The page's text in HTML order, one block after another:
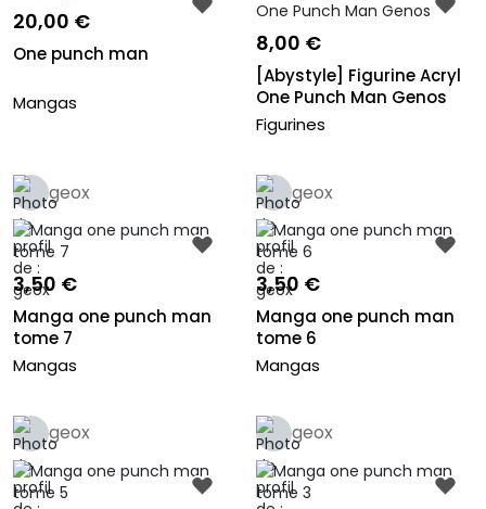
20,00 €
One punch man
Mangas
8,00 €
[Abystyle] Figurine Acryl
One Punch Man Genos
Figurines
geox
3,50 €
Manga one punch man
tome 7
Mangas
geox
3,50 €
Manga one punch man
tome 6
Mangas
geox geox